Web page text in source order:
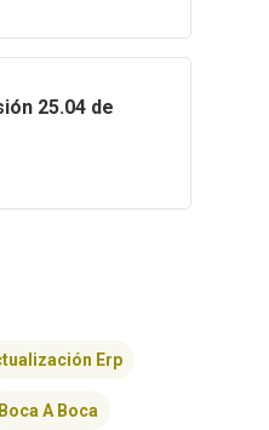
25.04 de
Erp
Boca A Boca